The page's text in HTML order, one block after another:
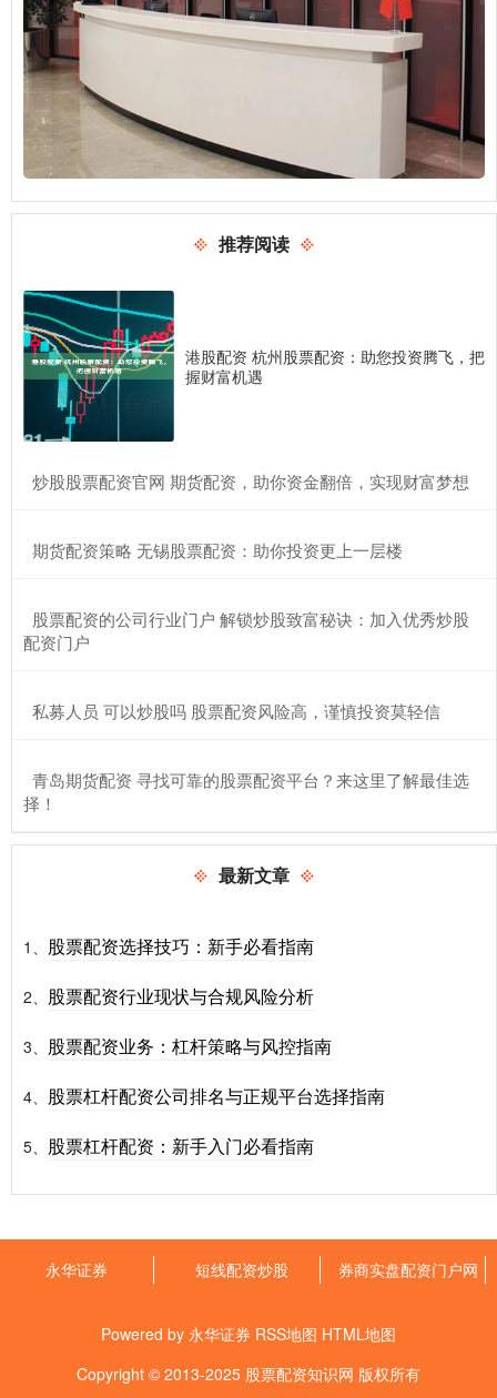
推荐阅读
港股配资 杭州股票配资：助您投资腾飞，把
握财富机遇
​炒股股票配资官网 期货配资，助你资金翻倍，实现财富梦想
​期货配资策略 无锡股票配资：助你投资更上一层楼
​股票配资的公司行业门户 解锁炒股致富秘诀：加入优秀炒股
配资门户
​私募人员 可以炒股吗 股票配资风险高，谨慎投资莫轻信
​青岛期货配资 寻找可靠的股票配资平台？来这里了解最佳选
择！
最新文章
1、 股票配资选择技巧：新手必看指南
2、 股票配资行业现状与合规风险分析
3、 股票配资业务：杠杆策略与风控指南
4、 股票杠杆配资公司排名与正规平台选择指南
5、 股票杠杆配资：新手入门必看指南
永华证券 短线配资炒股 券商实盘配资门户网
Powered by 永华证券 RSS地图 HTML地图
Copyright © 2013-2025 股票配资知识网 版权所有